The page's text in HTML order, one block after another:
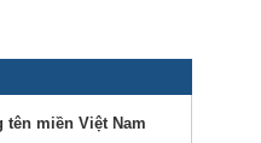
miền Việt Nam